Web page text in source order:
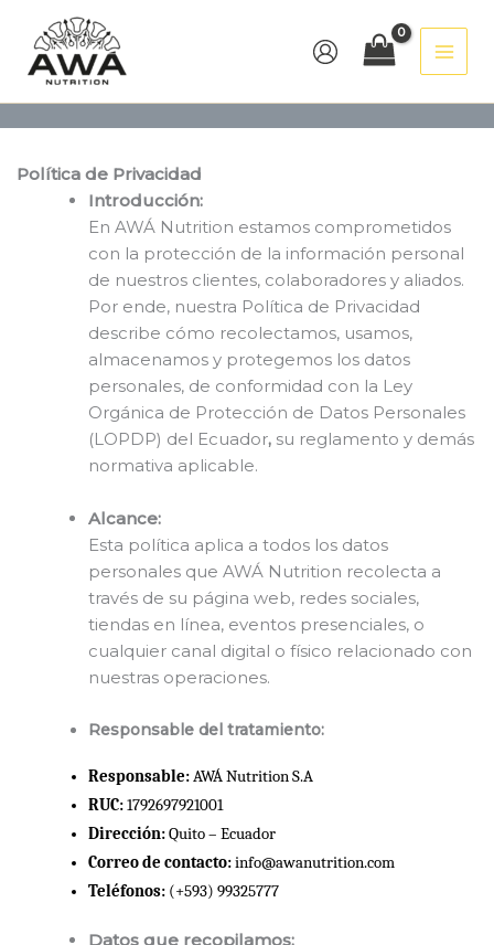
contenido
Política de Privacidad
Introducción:
En AWÁ Nutrition estamos comprometidos
con la protección de la información personal
de nuestros clientes, colaboradores y aliados.
Por ende, nuestra Política de Privacidad
describe cómo recolectamos, usamos,
almacenamos y protegemos los datos
personales, de conformidad con la Ley
Orgánica de Protección de Datos Personales
(LOPDP) del Ecuador, su reglamento y demás
normativa aplicable.
Alcance:
Esta política aplica a todos los datos
personales que AWÁ Nutrition recolecta a
través de su página web, redes sociales,
tiendas en línea, eventos presenciales, o
cualquier canal digital o físico relacionado con
nuestras operaciones.
Responsable del tratamiento:
Responsable: AWÁ Nutrition S.A
RUC: 1792697921001
Dirección: Quito – Ecuador
Correo de contacto: info@awanutrition.com
Teléfonos: (+593) 99325777
Datos que recopilamos: